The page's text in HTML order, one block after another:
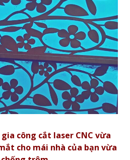
ia công cắt laser CNC vừa
cho mái nhà của bạn vừa